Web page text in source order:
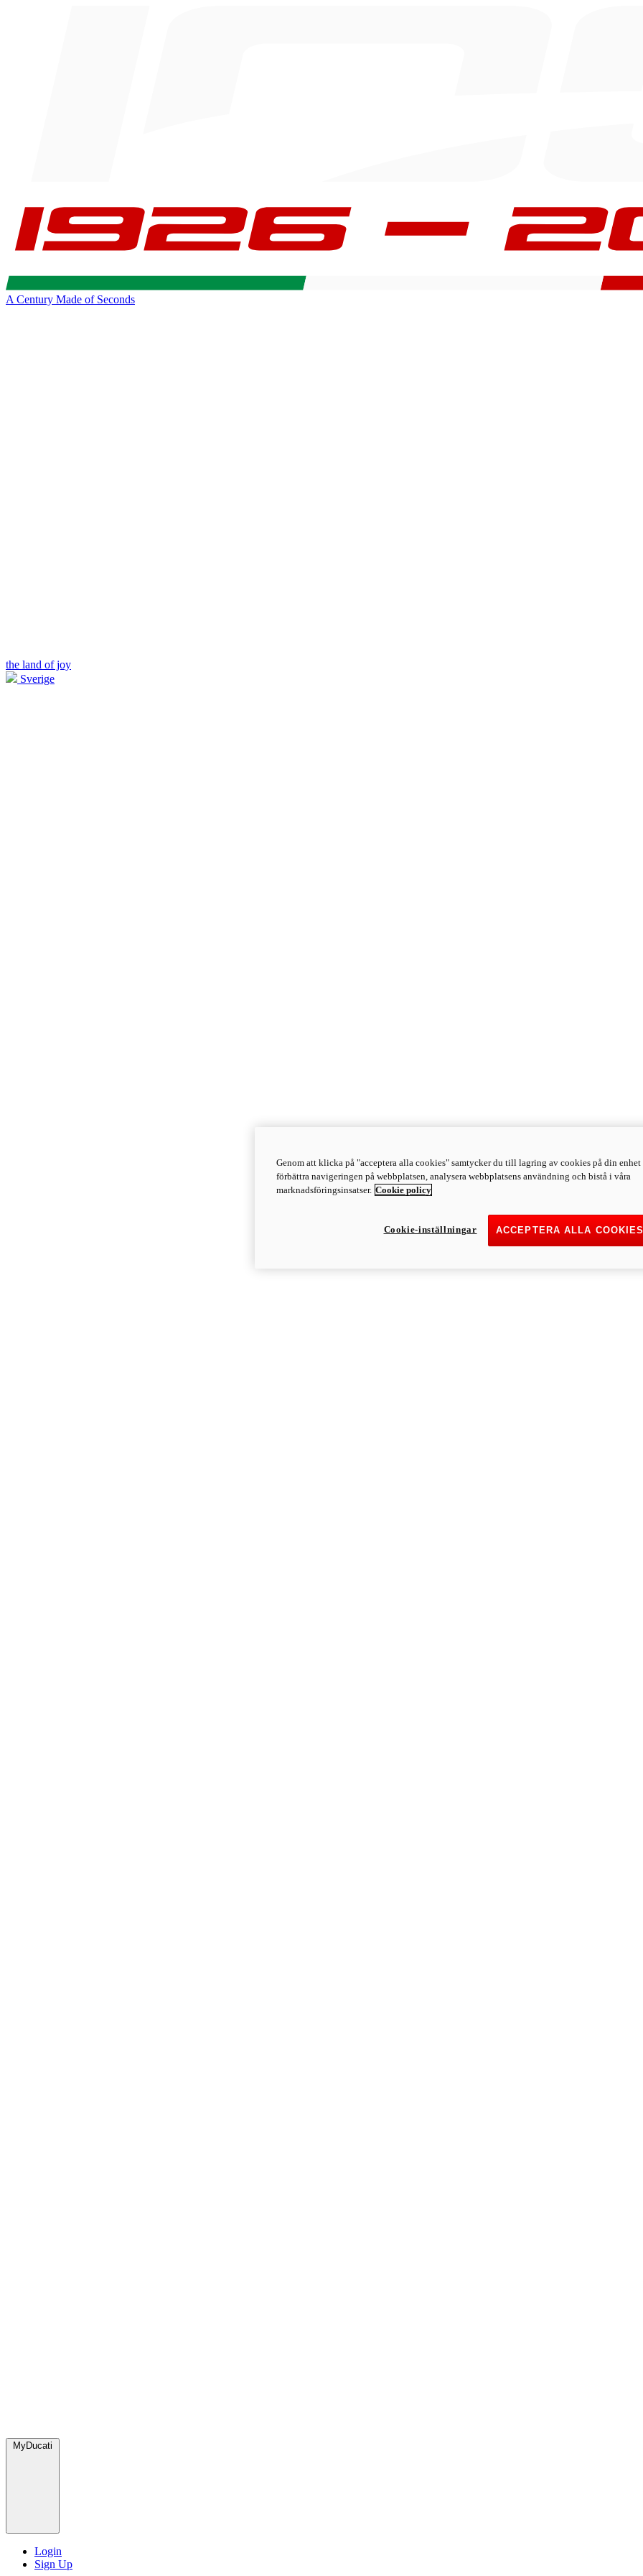
A Century Made of Seconds
the land of joy
Sverige
MyDucati
Login
Sign Up
Genom att klicka på "acceptera alla cookies" samtycker du till lagring av cookies på din enhet
förbättra navigeringen på webbplatsen, analysera webbplatsens användning och bistå i våra
marknadsföringsinsatser. Cookie policy
ACCEPTERA ALLA COOKIES
Cookie-inställningar